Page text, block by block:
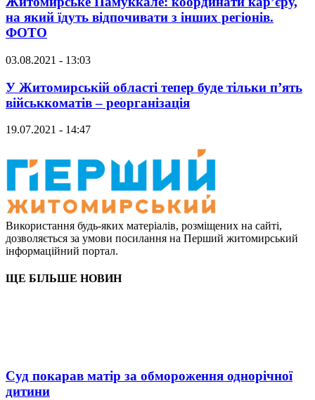
на який їдуть відпочивати з інших регіонів.
ФОТО
03.08.2021 - 13:03
У Житомирській області тепер буде тільки п’ять
військкоматів – реорганізація
19.07.2021 - 14:47
Використання будь-яких матеріалів, розміщених на сайті,
дозволяється за умови посилання на Перший житомирський
інформаційний портал.
ЩЕ БІЛЬШЕ НОВИН
Суд покарав матір за обмороження однорічної
дитини